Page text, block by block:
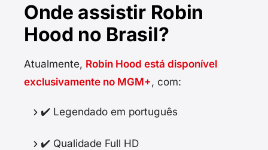
Onde assistir Robin
Hood no Brasil?
Atualmente, Robin Hood está disponível
exclusivamente no MGM+, com:
✔️ Legendado em português
✔️ Qualidade Full HD